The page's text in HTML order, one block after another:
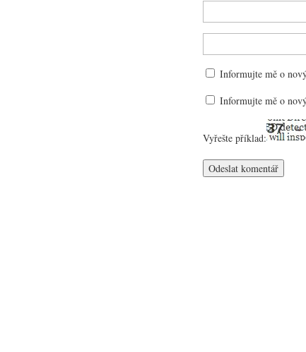
Informujte mě o
Informujte mě o
Vyřešte příklad: